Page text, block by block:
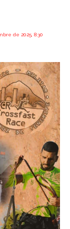
de 2025, 8:30